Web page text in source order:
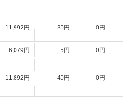
11,992円 30円 0円
6,079円 5円 0円
11,892円 40円 0円